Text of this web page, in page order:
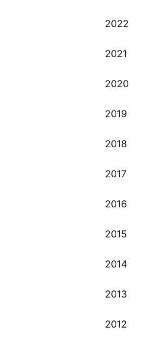
2022
2021
2020
2019
2018
2017
2016
2015
2014
2013
2012